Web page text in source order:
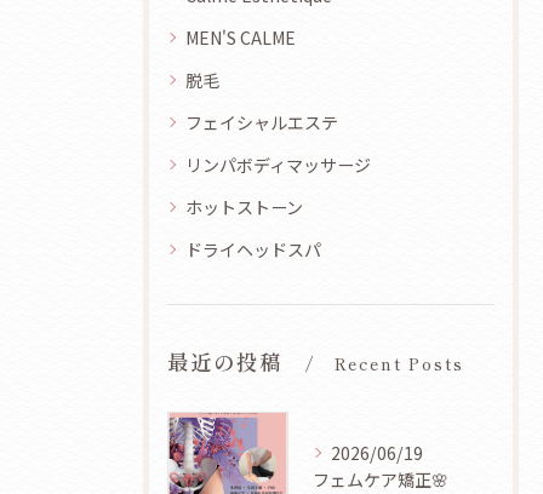
MEN'S CALME
脱毛
フェイシャルエステ
リンパボディマッサージ
ホットストーン
ドライヘッドスパ
最近の投稿 Recent Posts
2026/06/19
フェムケア矯正🌸